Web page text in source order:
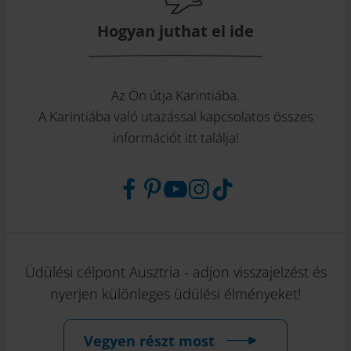
Hogyan juthat el ide
Az Ön útja Karintiába.
A Karintiába való utazással kapcsolatos összes
információt itt találja!
Üdülési célpont Ausztria - adjon visszajelzést és
nyerjen különleges üdülési élményeket!
Vegyen részt most